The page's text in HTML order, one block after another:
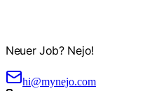
Neuer Job? Nejo!
hi@mynejo.com